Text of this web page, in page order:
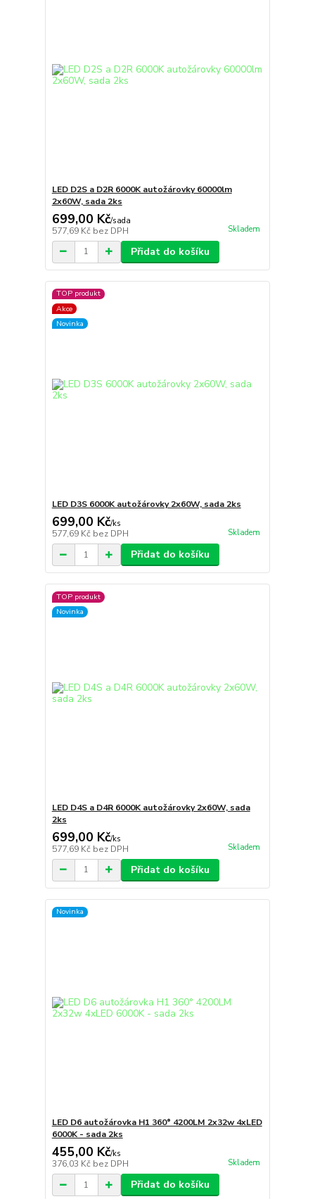
LED D2S a D2R 6000K autožárovky 60000lm
2x60W, sada 2ks
699,00 Kč/sada
577,69 Kč bez DPH Skladem
Přidat do košíku
TOP produkt
Akce
Novinka
LED D3S 6000K autožárovky 2x60W, sada 2ks
699,00 Kč/ks
577,69 Kč bez DPH Skladem
Přidat do košíku
TOP produkt
Novinka
LED D4S a D4R 6000K autožárovky 2x60W, sada
2ks
699,00 Kč/ks
577,69 Kč bez DPH Skladem
Přidat do košíku
Novinka
LED D6 autožárovka H1 360° 4200LM 2x32w 4xLED
6000K - sada 2ks
455,00 Kč/ks
376,03 Kč bez DPH Skladem
Přidat do košíku